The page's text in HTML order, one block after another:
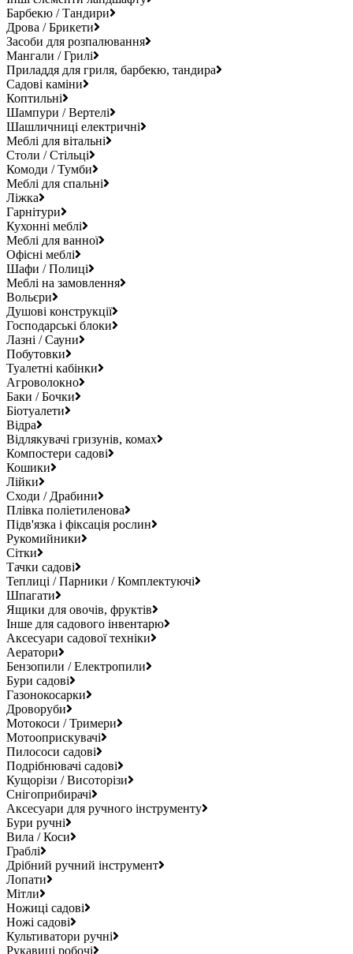
Барбекю / Тандири
Дрова / Брикети
Засоби для розпалювання
Мангали / Грилі
Приладдя для гриля, барбекю, тандира
Садові каміни
Коптильні
Шампури / Вертелі
Шашличниці електричні
Меблі для вітальні
Столи / Стільці
Комоди / Тумби
Меблі для спальні
Ліжка
Гарнітури
Кухонні меблі
Меблі для ванної
Офісні меблі
Шафи / Полиці
Меблі на замовлення
Вольєри
Душові конструкції
Господарські блоки
Лазні / Сауни
Побутовки
Туалетні кабінки
Агроволокно
Баки / Бочки
Біотуалети
Відра
Відлякувачі гризунів, комах
Компостери садові
Кошики
Лійки
Сходи / Драбини
Плівка поліетиленова
Підв'язка і фіксація рослин
Рукомийники
Сітки
Тачки садові
Теплиці / Парники / Комплектуючі
Шпагати
Ящики для овочів, фруктів
Інше для садового інвентарю
Аксесуари садової техніки
Аератори
Бензопили / Електропили
Бури садові
Газонокосарки
Дроворуби
Мотокоси / Тримери
Мотооприскувачі
Пилососи садові
Подрібнювачі садові
Кущорізи / Висоторізи
Снігоприбирачі
Аксесуари для ручного інструменту
Бури ручні
Вила / Коси
Граблі
Дрібний ручний інструмент
Лопати
Мітли
Ножиці садові
Ножі садові
Культиватори ручні
Рукавиці робочі